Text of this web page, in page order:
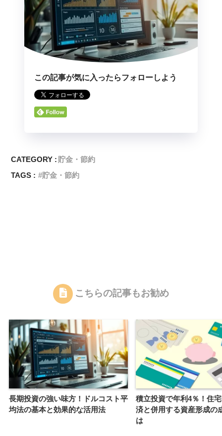
この記事が気に入ったらフォローしよう
CATEGORY : 貯金・節約
TAGS :
貯金・節約
こちらの記事もお勧め
長期投資の強い味方！ドルコスト平
均法の基本と効果的な活用法
積立投資で年利4％！住
済と併用する資産形成の
は